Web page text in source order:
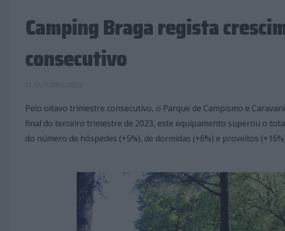
Camping Braga regista
consecutivo
Pelo oitavo trimestre consecutivo, o Parque de Campismo e
final do terceiro trimestre de 2023, este equipamento superou o
do número de hóspedes (+5%), de dormidas (+6%) e proveitos